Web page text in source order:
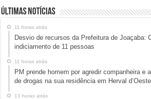
Últimas Notícias
11 horas atrás
Desvio de recursos da Prefeitura de Joaçaba:
indiciamento de 11 pessoas
11 horas atrás
PM prende homem por agredir companheira e
de drogas na sua residência em Herval d’Oeste
13 horas atrás